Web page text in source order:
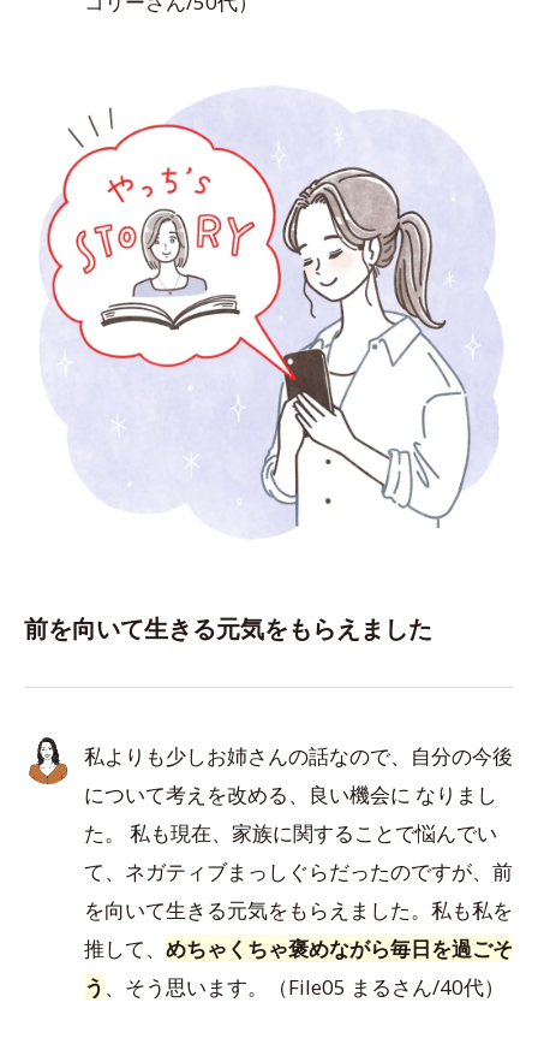
前を向いて生きる元気をもらえました
私よりも少しお姉さんの話なので、自分の今後
について考えを改める、良い機会に なりまし
た。 私も現在、家族に関することで悩んでい
て、ネガティブまっしぐらだったのですが、前
を向いて生きる元気をもらえました。私も私を
推して、 めちゃくちゃ褒めながら毎日を過ごそ
う 、そう思います。（File05 まるさん/40代）